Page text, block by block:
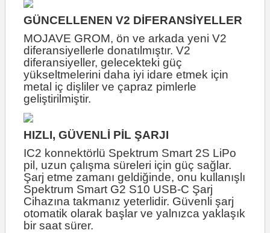
GÜNCELLENEN V2 DİFERANSİYELLER
MOJAVE GROM, ön ve arkada yeni V2
diferansiyellerle donatılmıştır. V2
diferansiyeller, gelecekteki güç
yükseltmelerini daha iyi idare etmek için
metal iç dişliler ve çapraz pimlerle
geliştirilmiştir.
HIZLI, GÜVENLİ PİL ŞARJI
IC2 konnektörlü Spektrum Smart 2S LiPo
pil, uzun çalışma süreleri için güç sağlar.
Şarj etme zamanı geldiğinde, onu kullanışlı
Spektrum Smart G2 S10 USB-C Şarj
Cihazına takmanız yeterlidir. Güvenli şarj
otomatik olarak başlar ve yalnızca yaklaşık
bir saat sürer.